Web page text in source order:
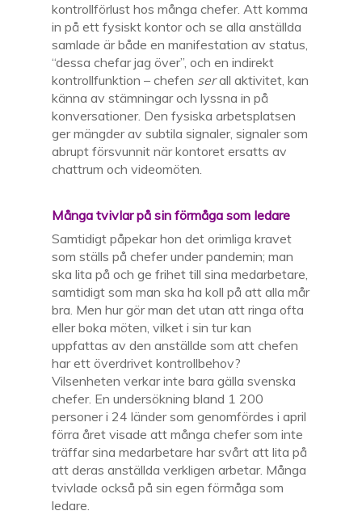
kontrollförlust hos många chefer. Att komma
in på ett fysiskt kontor och se alla anställda
samlade är både en manifestation av status,
“dessa chefar jag över”, och en indirekt
kontrollfunktion – chefen serall aktivitet, kan
känna av stämningar och lyssna in på
konversationer. Den fysiska arbetsplatsen
ger mängder av subtila signaler, signaler som
abrupt försvunnit när kontoret ersatts av
chattrum och videomöten.
Många tvivlar på sin förmåga som ledare
Samtidigt påpekar hon det orimliga kravet
som ställs på chefer under pandemin; man
ska lita på och ge frihet till sina medarbetare,
samtidigt som man ska ha koll på att alla mår
bra. Men hur gör man det utan att ringa ofta
eller boka möten, vilket i sin tur kan
uppfattas av den anställde som att chefen
har ett överdrivet kontrollbehov?
Vilsenheten verkar inte bara gälla svenska
chefer. En undersökning bland 1 200
personer i 24 länder som genomfördes i april
förra året visade att många chefer som inte
träffar sina medarbetare har svårt att lita på
att deras anställda verkligen arbetar. Många
tvivlade också på sin egen förmåga som
ledare.